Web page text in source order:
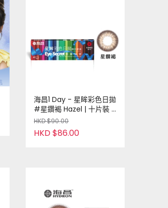
海昌1 Day - 星眸彩色日拋
#星鑽褐 Hazel | 十片裝 |
台灣品牌 | Pre-Order
HKD $90.00
HKD $86.00